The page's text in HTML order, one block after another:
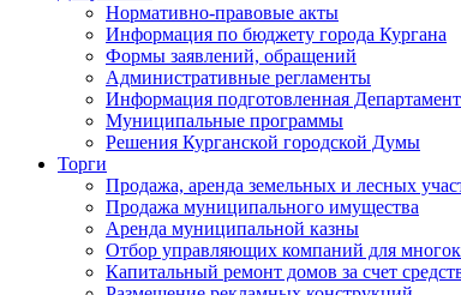
Нормативно-правовые акты
Информация по бюджету города Кургана
Формы заявлений, обращений
Административные регламенты
Информация подготовленная
Муниципальные программы
Решения Курганской городской Думы
Торги
Продажа, аренда земельных и лесных
Продажа муниципального имущества
Аренда муниципальной казны
Отбор управляющих компаний для
Капитальный ремонт домов за счет